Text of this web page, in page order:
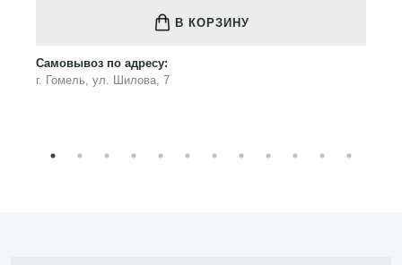
В КОРЗИНУ
Самовывоз по адресу:
г. Гомель, ул. Шилова, 7